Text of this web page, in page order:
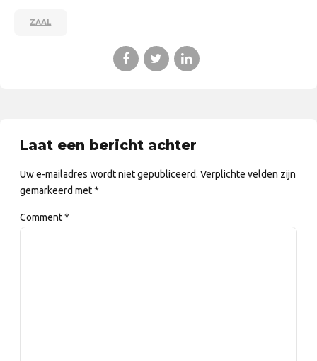
ZAAL
Laat een bericht achter
Uw e-mailadres wordt niet gepubliceerd. Verplichte velden zijn
gemarkeerd met *
Comment*